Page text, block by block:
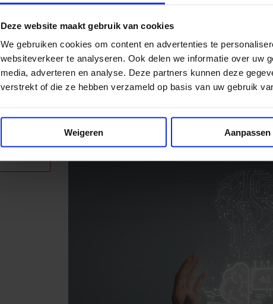
Deze website maakt gebruik van cookies
We gebruiken cookies om content en advertenties te
websiteverkeer te analyseren. Ook delen we informatie over uw
media, adverteren en analyse. Deze partners kunnen deze
verstrekt of die ze hebben verzameld op basis van uw gebruik
Weigeren Aanpassen
EC komt met vrijwillige
labelen sommige door AI
NIEUWS 2 JULI 2026